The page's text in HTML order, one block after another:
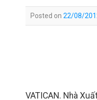
Posted on 22/08/
VATICAN. Nhà